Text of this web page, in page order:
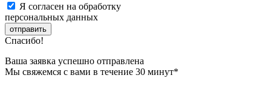
Я согласен на обработку
персональных данных
отправить
Спасибо!
Ваша заявка успешно отправлена
Мы свяжемся с вами в течение 30 минут*